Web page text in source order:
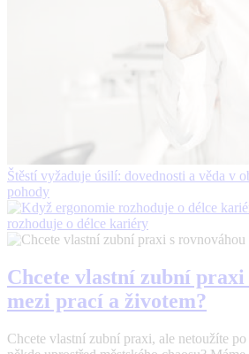
Štěstí vyžaduje úsilí: dovednosti a věda v
pohody
rozhoduje o délce kariéry
Chcete vlastní zubní praxi
mezi prací a životem?
Chcete vlastní zubní praxi, ale netoužíte